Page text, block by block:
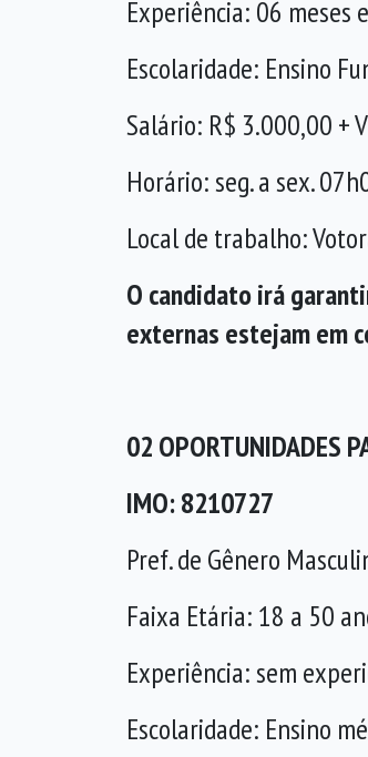
Experiência: 06
Escolaridade: Ensino
Salário: R$ 3.000,00 +
Horário: seg. a sex.
Local de trabalho:
O candidato irá
externas estejam em
02 OPORTUNIDADES
IMO: 8210727
Pref. de Gênero
Faixa Etária: 18 a 50
Experiência: sem
Escolaridade: Ensino